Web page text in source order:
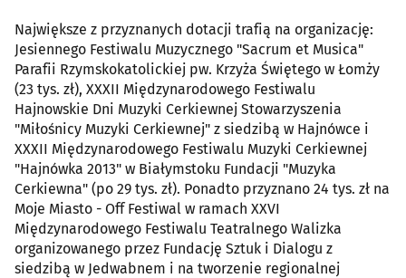
Największe z przyznanych dotacji trafią na organizację:
Jesiennego Festiwalu Muzycznego "Sacrum et Musica"
Parafii Rzymskokatolickiej pw. Krzyża Świętego w Łomży
(23 tys. zł), XXXII Międzynarodowego Festiwalu
Hajnowskie Dni Muzyki Cerkiewnej Stowarzyszenia
"Miłośnicy Muzyki Cerkiewnej" z siedzibą w Hajnówce i
XXXII Międzynarodowego Festiwalu Muzyki Cerkiewnej
"Hajnówka 2013" w Białymstoku Fundacji "Muzyka
Cerkiewna" (po 29 tys. zł). Ponadto przyznano 24 tys. zł na
Moje Miasto - Off Festiwal w ramach XXVI
Międzynarodowego Festiwalu Teatralnego Walizka
organizowanego przez Fundację Sztuk i Dialogu z
siedzibą w Jedwabnem i na tworzenie regionalnej